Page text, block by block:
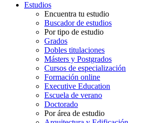
Estudios
Encuentra tu estudio
Buscador de estudios
Por tipo de estudio
Grados
Dobles titulaciones
Másters y Postgrados
Cursos de especialización
Formación online
Executive Education
Escuela de verano
Doctorado
Por área de estudio